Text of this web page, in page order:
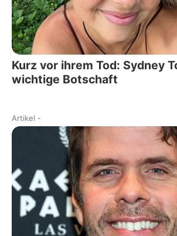
Kurz vor ihrem Tod: Sydney
wichtige Botschaft
Artikel -